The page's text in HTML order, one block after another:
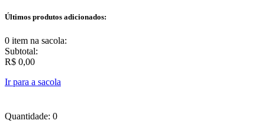
Últimos produtos adicionados:
0 item na sacola:
Subtotal:
R$ 0,00
Ir para a sacola
Quantidade: 0